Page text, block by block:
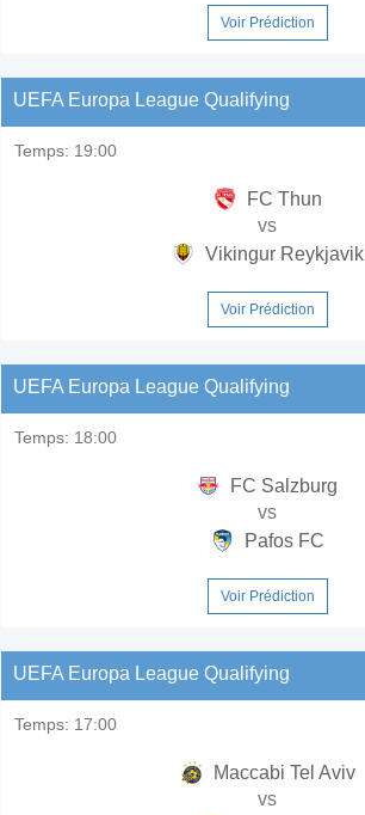
Voir Prédiction
UEFA Europa League Qualifying
Temps: 19:00
FC Thun
vs
Vikingur Reykjavik
Voir Prédiction
UEFA Europa League Qualifying
Temps: 18:00
FC Salzburg
vs
Pafos FC
Voir Prédiction
UEFA Europa League Qualifying
Temps: 17:00
Maccabi Tel Aviv
vs